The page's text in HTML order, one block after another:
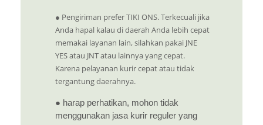
● Pengiriman prefer TIKI ONS. Terkecuali jika
Anda hapal kalau di daerah Anda lebih cepat
memakai layanan lain, silahkan pakai JNE
YES atau JNT atau lainnya yang cepat.
Karena pelayanan kurir cepat atau tidak
tergantung daerahnya.
● harap perhatikan, mohon tidak
menggunakan jasa kurir reguler yang